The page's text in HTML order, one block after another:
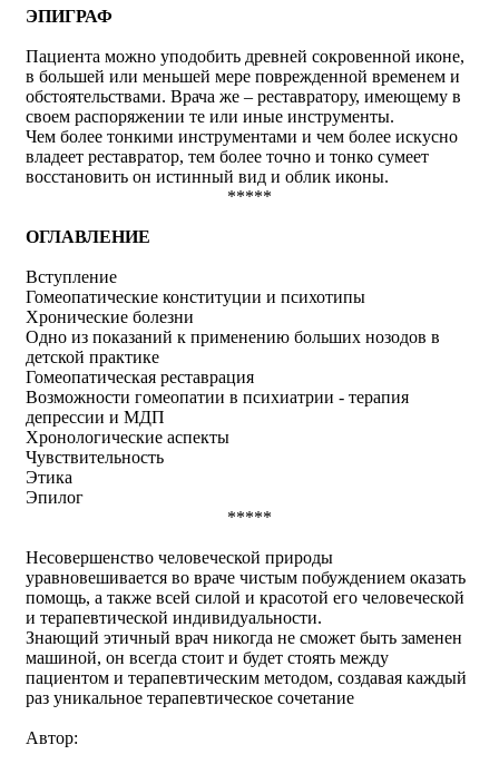
ЭПИГРАФ
Пациента можно уподобить древней сокровенной иконе,
в большей или меньшей мере поврежденной временем и
обстоятельствами. Врача же – реставратору, имеющему в
своем распоряжении те или иные инструменты.
Чем более тонкими инструментами и чем более искусно
владеет реставратор, тем более точно и тонко сумеет
восстановить он истинный вид и облик иконы.
*****
ОГЛАВЛЕНИЕ
Вступление
Гомеопатические конституции и психотипы
Хронические болезни
Одно из показаний к применению больших нозодов в
детской практике
Гомеопатическая реставрация
Возможности гомеопатии в психиатрии - терапия
депрессии и МДП
Хронологические аспекты
Чувствительность
Этика
Эпилог
*****
Несовершенство человеческой природы
уравновешивается во враче чистым побуждением оказать
помощь, а также всей силой и красотой его человеческой
и терапевтической индивидуальности.
Знающий этичный врач никогда не сможет быть заменен
машиной, он всегда стоит и будет стоять между
пациентом и терапевтическим методом, создавая каждый
раз уникальное терапевтическое сочетание
Автор: